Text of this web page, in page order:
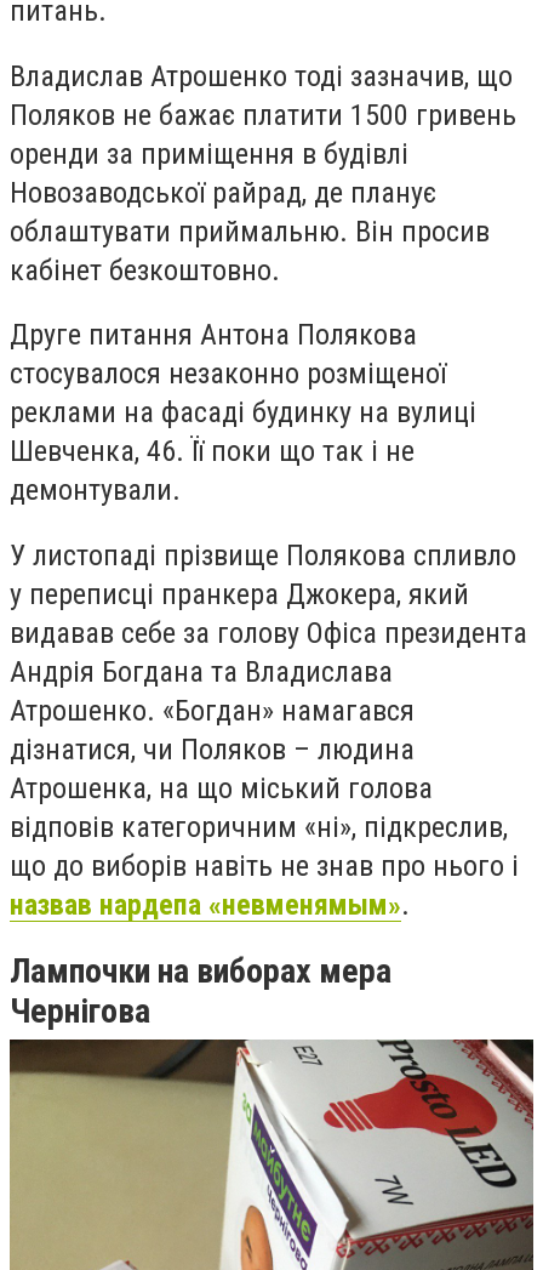
питань.
Владислав Атрошенко тоді зазначив, що
Поляков не бажає платити 1500 гривень
оренди за приміщення в будівлі
Новозаводської райрад, де планує
облаштувати приймальню. Він просив
кабінет безкоштовно.
Друге питання Антона Полякова
стосувалося незаконно розміщеної
реклами на фасаді будинку на вулиці
Шевченка, 46. Її поки що так і не
демонтували.
У листопаді прізвище Полякова спливло
у переписці пранкера Джокера, який
видавав себе за голову Офіса президента
Андрія Богдана та Владислава
Атрошенко. «Богдан» намагався
дізнатися, чи Поляков – людина
Атрошенка, на що міський голова
відповів категоричним «ні», підкреслив,
що до виборів навіть не знав про нього і
назвав нардепа «невменямым».
Лампочки на виборах мера
Чернігова